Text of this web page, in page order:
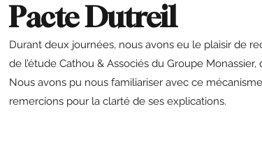
Pacte Dutreil
Durant deux journées, nous avons eu le plaisir de
de l’étude Cathou & Associés du Groupe
Nous avons pu nous familiariser avec ce
remercions pour la clarté de ses explications.